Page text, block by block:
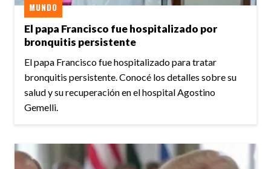
El papa Francisco fue hospitalizado por
bronquitis persistente
MUNDO
El papa Francisco fue hospitalizado para tratar
bronquitis persistente. Conocé los detalles sobre su
salud y su recuperación en el hospital Agostino
Gemelli.